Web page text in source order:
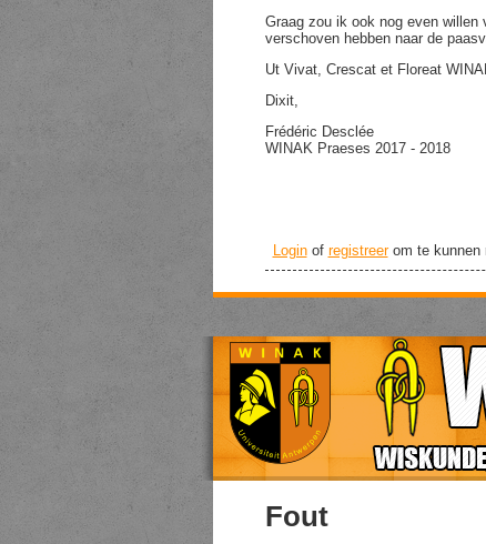
Graag zou ik ook nog even
verschoven hebben naar de
Ut Vivat, Crescat et Floreat
Dixit,
Frédéric Desclée
WINAK Praeses 2017 - 2018
Loginof registreerom te kunnen
Fout